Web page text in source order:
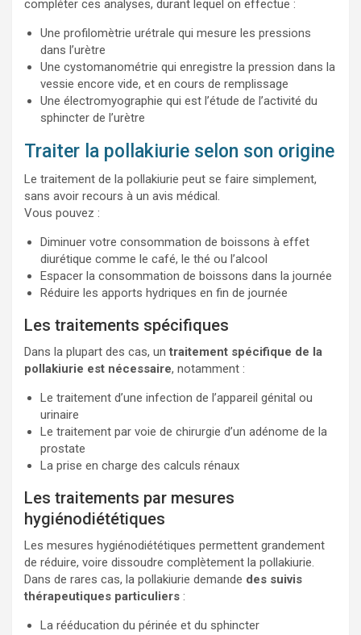
compléter ces analyses, durant lequel on effectue :
Une profilomètrie urétrale qui mesure les pressions
dans l’urètre
Une cystomanométrie qui enregistre la pression dans la
vessie encore vide, et en cours de remplissage
Une électromyographie qui est l’étude de l’activité du
sphincter de l’urètre
Traiter la pollakiurie selon son origine
Le traitement de la pollakiurie peut se faire simplement,
sans avoir recours à un avis médical.
Vous pouvez :
Diminuer votre consommation de boissons à effet
diurétique comme le café, le thé ou l’alcool
Espacer la consommation de boissons dans la journée
Réduire les apports hydriques en fin de journée
Les traitements spécifiques
Dans la plupart des cas, untraitement spécifique de la
pollakiurie est nécessaire, notamment :
Le traitement d’une infection de l’appareil génital ou
urinaire
Le traitement par voie de chirurgie d’un adénome de la
prostate
La prise en charge des calculs rénaux
Les traitements par mesures
hygiénodiététiques
Les mesures hygiénodiététiques permettent grandement
de réduire, voire dissoudre complètement la pollakiurie.
Dans de rares cas, la pollakiurie demande des suivis
thérapeutiques particuliers :
La rééducation du périnée et du sphincter